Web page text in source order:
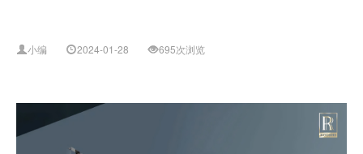
小编 2024-01-28 695次浏览